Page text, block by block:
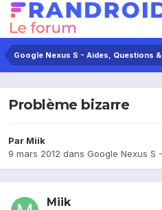
Google Nexus S - Aides, Questions
Problème bizarre
Par Miik
9 mars 2012 dans Google Nexus S
Miik